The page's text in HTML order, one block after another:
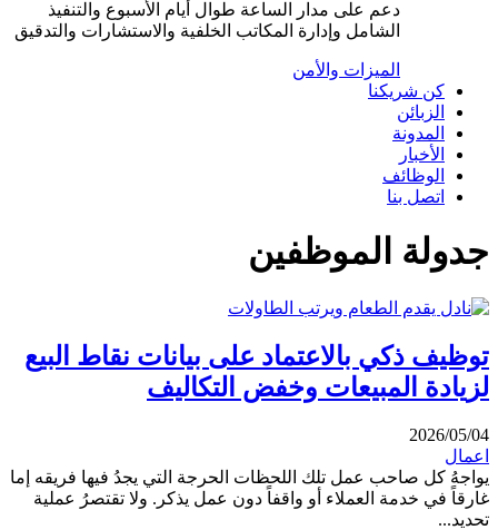
دعم على مدار الساعة طوال أيام الأسبوع والتنفيذ
الشامل وإدارة المكاتب الخلفية والاستشارات والتدقيق
الميزات والأمن
كن شريكنا
الزبائن
المدونة
الأخبار
الوظائف
اتصل بنا
جدولة الموظفين
توظيف ذكي بالاعتماد على بيانات نقاط البيع
لزيادة المبيعات وخفض التكاليف
2026/05/04
اعمال
يواجهُ كل صاحب عمل تلك اللحظات الحرجة التي يجدُ فيها فريقه إما
غارقاً في خدمة العملاء أو واقفاً دون عمل يذكر. ولا تقتصرُ عملية
تحديد...